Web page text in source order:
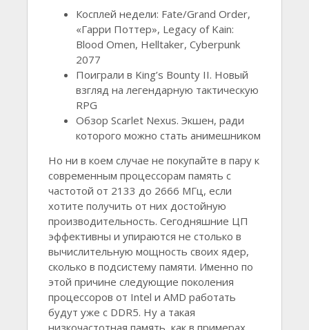
Косплей недели: Fate/Grand Order,
«Гарри Поттер», Legacy of Kain:
Blood Omen, Helltaker, Cyberpunk
2077
Поиграли в King’s Bounty II. Новый
взгляд на легендарную тактическую
RPG
Обзор Scarlet Nexus. Экшен, ради
которого можно стать анимешником
Но ни в коем случае не покупайте в пару к
современным процессорам память с
частотой от 2133 до 2666 МГц, если
хотите получить от них достойную
производительность. Сегодняшние ЦП
эффективны и упираются не столько в
вычислительную мощность своих ядер,
сколько в подсистему памяти. Именно по
этой причине следующие поколения
процессоров от Intel и AMD работать
будут уже с DDR5. Ну а такая